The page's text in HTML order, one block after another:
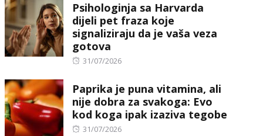
Psihologinja sa Harvarda
dijeli pet fraza koje
signaliziraju da je vaša veza
gotova
Posted
31/07/2026
Paprika je puna vitamina, ali
nije dobra za svakoga: Evo
kod koga ipak izaziva tegobe
Posted
31/07/2026